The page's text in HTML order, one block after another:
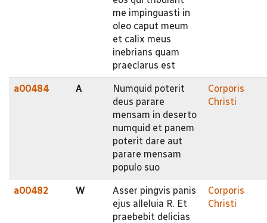
me impinguasti in
oleo caput meum
et calix meus
inebrians quam
praeclarus est
a00484 A
Numquid poterit
deus parare
mensam in deserto
numquid et panem
poterit dare aut
parare mensam
populo suo
Corporis
Christi
a00482 W
Asser pingvis panis
ejus alleluia R. Et
praebebit delicias
Corporis
Christi